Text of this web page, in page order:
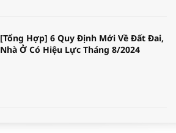
[Tổng Hợp] 6 Quy Định Mới Về Đất Đai,
Nhà Ở Có Hiệu Lực Tháng 8/2024